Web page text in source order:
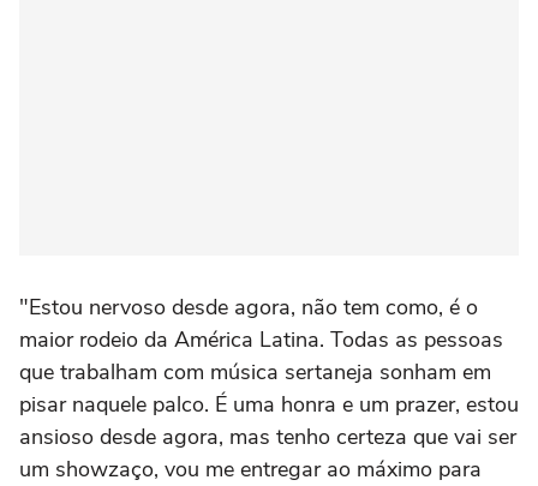
"Estou nervoso desde agora, não tem como, é o
maior rodeio da América Latina. Todas as pessoas
que trabalham com música sertaneja sonham em
pisar naquele palco. É uma honra e um prazer, estou
ansioso desde agora, mas tenho certeza que vai ser
um showzaço, vou me entregar ao máximo para